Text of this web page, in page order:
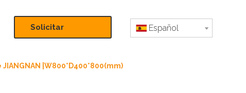
Solicitar Español
|W800*D400*800(mm)